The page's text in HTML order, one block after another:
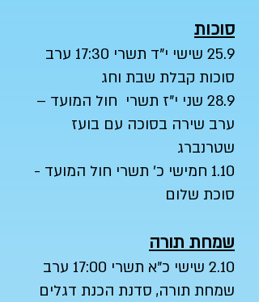
סוכות
25.9 שישי י"ד תשרי 17:30 ערב
סוכות קבלת שבת וחג
28.9 שני י"ז תשרי חול המועד –
ערב שירה בסוכה עם בועז
שטרנברג
1.10 חמישי כ' תשרי חול המועד -
סוכת שלום
שמחת תורה
2.10 שישי כ"א תשרי 17:00 ערב
שמחת תורה, סדנת הכנת דגלים